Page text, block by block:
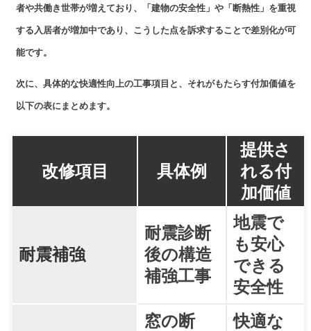
者や共働き世帯が増えており、「建物の安全性」や「断熱性」を重視
する入居者が増加中であり、こうした点を訴求することで差別化が可
能です。
次に、具体的な快適性向上の工事項目と、それがもたらす付加価値を
以下の表にまとめます。
改修項目 具体例
提供さ
れる付
加価値
耐震補強
耐震診断
後の構造
補強工事
地震で
も安心
できる
安全性
窓の断
快適な